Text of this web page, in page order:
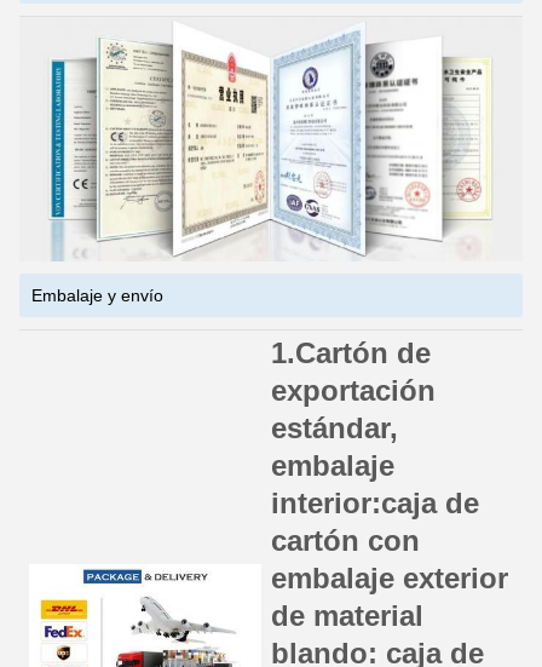
Embalaje y envío
1.Cartón de
exportación
estándar,
embalaje
interior:caja de
cartón con
embalaje exterior
de material
blando: caja de